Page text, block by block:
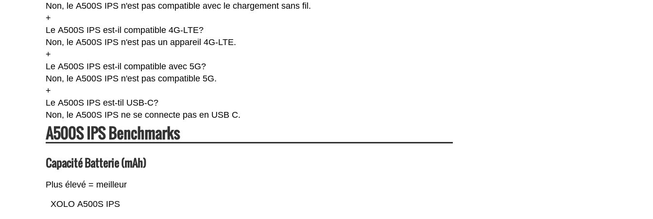
Non, le A500S IPS n'est pas compatible avec le chargement sans fil.
+
Le A500S IPS est-il compatible 4G-LTE?
Non, le A500S IPS n'est pas un appareil 4G-LTE.
+
Le A500S IPS est-il compatible avec 5G?
Non, le A500S IPS n'est pas compatible 5G.
+
Le A500S IPS est-til USB-C?
Non, le A500S IPS ne se connecte pas en USB C.
A500S IPS Benchmarks
Capacité Batterie (mAh)
Plus élevé = meilleur
XOLO A500S IPS